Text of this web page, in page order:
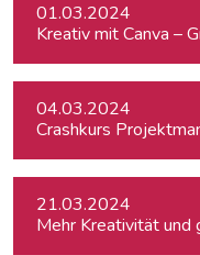
01.03.2024
Kreativ mit Canva –
04.03.2024
Crashkurs
21.03.2024
Mehr Kreativität und